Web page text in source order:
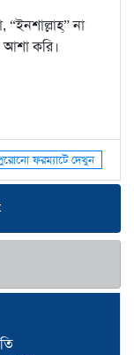
না
আশা করি।
ফরম্যাটে দেখুন